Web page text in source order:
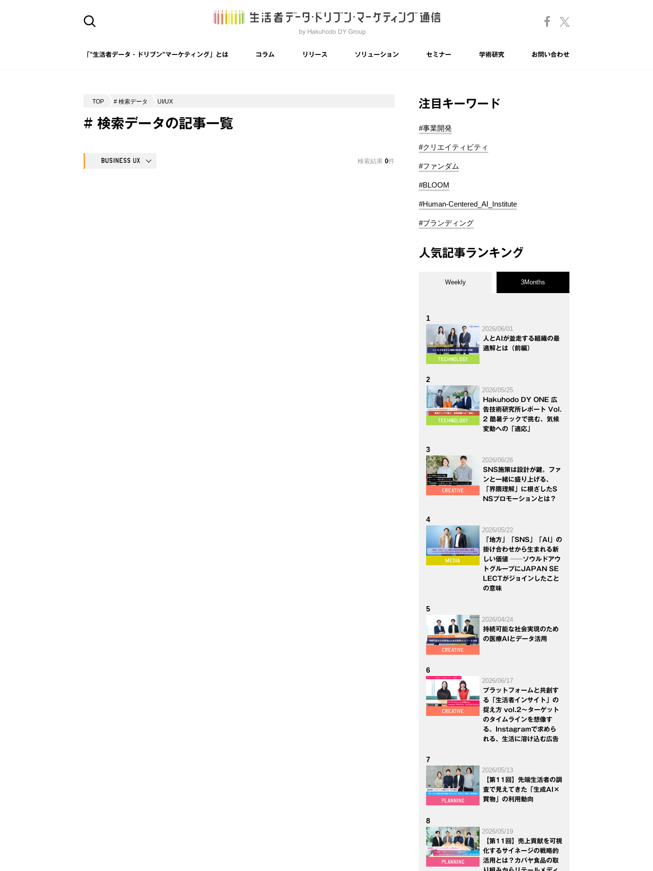
「"生活者データ・ドリブン"マーケティング」とは コラム リリース ソリューション セミナー 学術研究 お問い合わせ
TOP # 検索データ UI/UX
# 検索データの記事一覧
検索結果 0件
注目キーワード
#事業開発
#クリエイティビティ
#ファンダム
#BLOOM
#Human-Centered_AI_Institute
#ブランディング
人気記事ランキング
Weekly 3Months
1
2026/06/01
人とAIが並走する組織の最
適解とは（前編）
2
2026/05/25
Hakuhodo DY ONE 広
告技術研究所レポート Vol.
2 酷暑テックで挑む、気候
変動への「適応」
3
2026/06/26
SNS施策は設計が鍵。ファ
ンと一緒に盛り上げる、
「界隈理解」に根ざしたS
NSプロモーションとは？
4
2026/05/22
「地方」「SNS」「AI」の
掛け合わせから生まれる新
しい価値 ──ソウルドアウ
トグループにJAPAN SE
LECTがジョインしたこと
の意味
5
2026/04/24
持続可能な社会実現のため
の医療AIとデータ活用
6
2026/06/17
プラットフォームと共創す
る「生活者インサイト」の
捉え方 vol.2～ターゲット
のタイムラインを想像す
る。Instagramで求めら
れる、生活に溶け込む広告
7
2026/05/13
【第11回】先端生活者の調
査で見えてきた「生成AI×
買物」の利用動向
8
2026/05/19
【第11回】売上貢献を可視
化するサイネージの戦略的
活用とは？カバヤ食品の取